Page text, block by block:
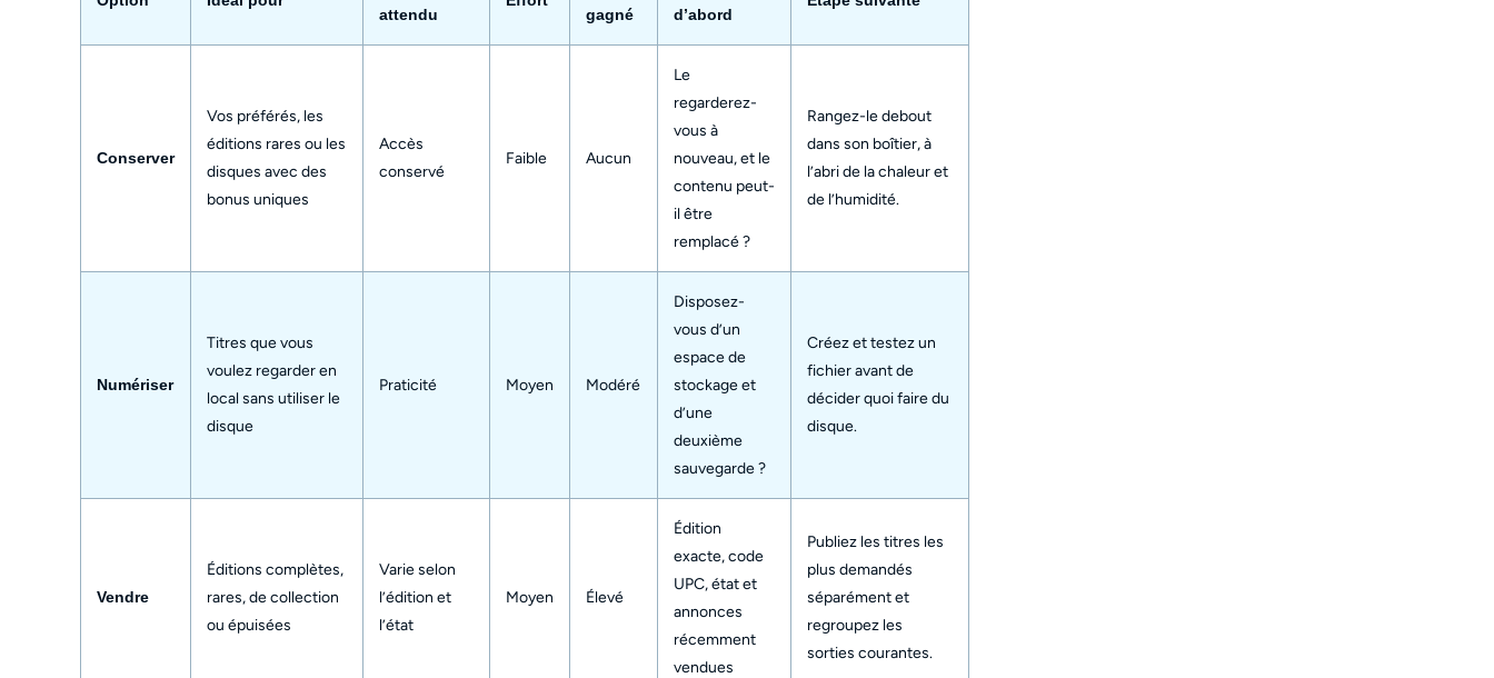
attendu
gagné
d’abord
Conserver
Vos préférés, les
éditions rares ou les
disques avec des
bonus uniques
Accès
conservé
Faible Aucun
Le
regarderez-
vous à
nouveau, et le
contenu peut-
il être
remplacé ?
Rangez-le debout
dans son boîtier, à
l’abri de la chaleur et
de l’humidité.
Numériser
Titres que vous
voulez regarder en
local sans utiliser le
disque
Praticité Moyen Modéré
Disposez-
vous d’un
espace de
stockage et
d’une
deuxième
sauvegarde ?
Créez et testez un
fichier avant de
décider quoi faire du
disque.
Vendre
Éditions complètes,
rares, de collection
ou épuisées
Varie selon
l’édition et
l’état
Moyen Élevé
Édition
exacte, code
UPC, état et
annonces
récemment
vendues
Publiez les titres les
plus demandés
séparément et
regroupez les
sorties courantes.